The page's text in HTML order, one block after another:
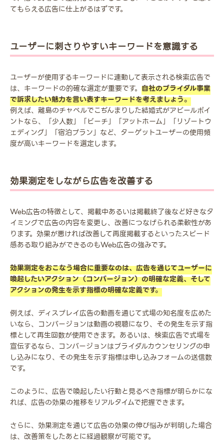
てもらえる広告に仕上がるはずです。
ユーザーに刺さりやすいキーワードを意識する
ユーザーが使用するキーワードに連動して表示される検索広告で
は、キーワードの的確な選定が重要です。 自社のブライダル事業
で訴求したい魅力を言い表すキーワードを考えましょう。
例えば、離島のチャペルでこぢんまりした結婚式がアピールポイ
ントなら、「少人数」「ビーチ」「アットホーム」「リゾートウ
ェディング」「宿泊プラン」など、ターゲットユーザーの使用頻
度が高いキーワードを選定します。
効果測定をしながら広告を改善する
Web広告の特徴として、掲載中あるいは掲載終了後など好きなタ
イミングで広告の内容を変更し、改善につなげられる柔軟性があ
ります。効果が悪ければ改善して再度掲載するといったスピード
感ある取り組みができるのもWeb広告の強みです。
効果測定をおこなう場合に重要なのは、広告を通じてユーザーに
喚起したいアクション（コンバージョン）の明確な定義、そして
アクションの発生を示す指標の明確な定義です。
例えば、ディスプレイ広告の動画を通じて式場の知名度を広めた
いなら、コンバージョンは動画の視聴になり、その発生を示す指
標として再生回数が使用できます。あるいは、検索広告で式場を
宣伝するなら、コンバージョンはブライダルカウンセリングの申
し込みになり、その発生を示す指標は申し込みフォームの送信数
です。
このように、広告で喚起したい行動と見るべき指標が明らかにな
れば、広告の効果の推移をリアルタイムで把握できます。
さらに、効果測定を通じて広告の効果の伸び悩みが判明した場合
は、改善策をしたあとに経過観察が可能です。